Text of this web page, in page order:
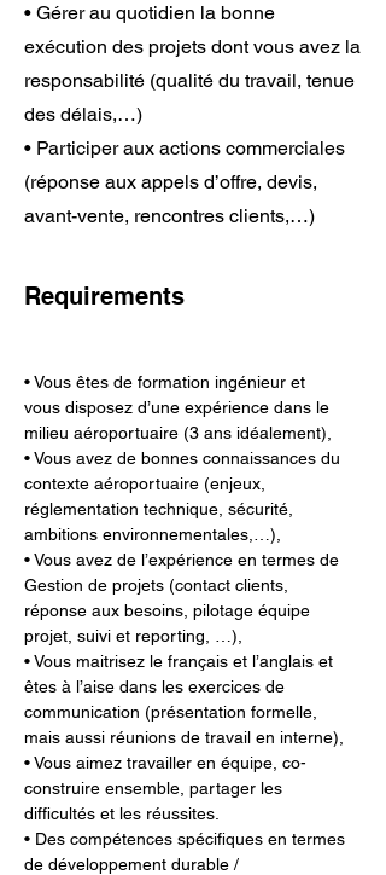
• Gérer au quotidien la bonne
exécution des projets dont vous avez la
responsabilité (qualité du travail, tenue
des délais,…)
• Participer aux actions commerciales
(réponse aux appels d’offre, devis,
avant-vente, rencontres clients,…)
Requirements
• Vous êtes de formation ingénieur et
vous disposez d’une expérience dans le
milieu aéroportuaire (3 ans idéalement),
• Vous avez de bonnes connaissances du
contexte aéroportuaire (enjeux,
réglementation technique, sécurité,
ambitions environnementales,…),
• Vous avez de l’expérience en termes de
Gestion de projets (contact clients,
réponse aux besoins, pilotage équipe
projet, suivi et reporting, …),
• Vous maitrisez le français et l’anglais et
êtes à l’aise dans les exercices de
communication (présentation formelle,
mais aussi réunions de travail en interne),
• Vous aimez travailler en équipe, co-
construire ensemble, partager les
difficultés et les réussites.
• Des compétences spécifiques en termes
de développement durable /